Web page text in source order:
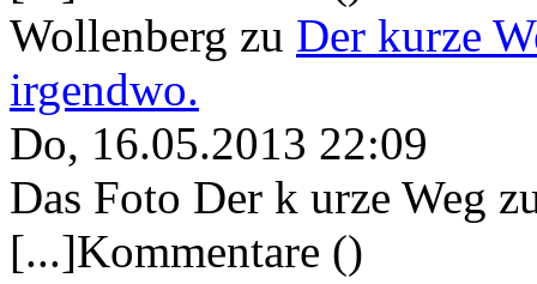
Wollenberg zu Der kurze
irgendwo.
Do, 16.05.2013 22:09
Das Foto Der k urze Weg
[...]Kommentare ()